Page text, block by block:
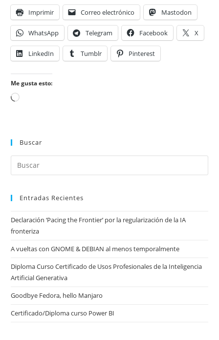
Imprimir Correo electrónico Mastodon
WhatsApp Telegram Facebook X
LinkedIn Tumblr Pinterest
Me gusta esto:
Cargando...
Buscar
Entradas Recientes
Declaración ‘Pacing the Frontier’ por la regularización de la IA
fronteriza
A vueltas con GNOME & DEBIAN al menos temporalmente
Diploma Curso Certificado de Usos Profesionales de la Inteligencia
Artificial Generativa
Goodbye Fedora, hello Manjaro
Certificado/Diploma curso Power BI